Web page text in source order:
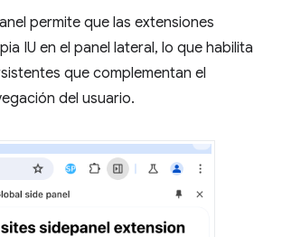
permite que las extensiones
IU en el panel lateral, lo que habilita
que complementan el
del usuario.